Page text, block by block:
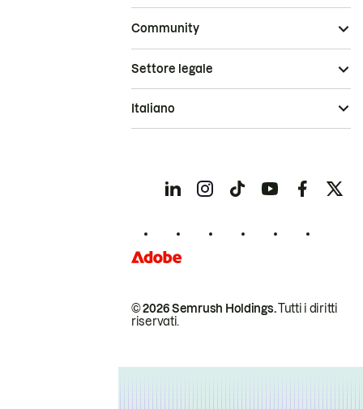
Community
© 2026 Semrush Holdings.Tutti i diritti
riservati.
Settore legale
Italiano